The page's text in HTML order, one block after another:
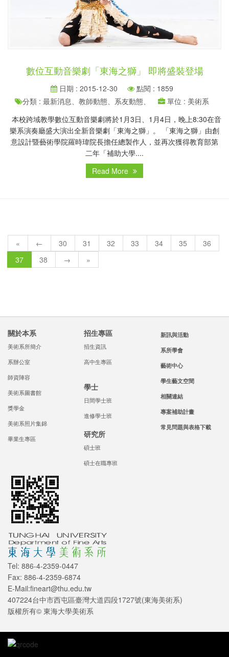
數位互動音樂劇「東海之獅」 即將盛裝登場
日期 : 2015-12-30
點閱 : 1859
分類 : 最新消息、教師動態、系友動態、
單位 : 美術系
本校跨域教學數位互動音樂劇將於1月3日、1月4日，晚上8:30在音
樂系演奏廳盛大演出全新音樂劇「東海之獅」。 「東海之獅」由創
意設計暨藝術學院羅時瑋院長擔任總製作人，並再次獲得教育部第
二年「補助大學....
Read More
« ← 30 31 32 33 34 35
36
37
38 → »
關於本系
美術系所簡介
系辦公室
師資陣容
美術系圖書館
獎學金
美術系照片集錦
畢業生專區
招生專區
招生資訊
高中生專區
學士
日間學士班
進修學士班
研究所
碩士班
碩士在職專班
新訊與活動
系所學會
藝術中心
學生藝文空間
相關連結
專案補助計畫
常見問題與表格下載
Tel: 886-4-2359-0447
Fax: 886-4-2359-6874
E-Mail:fineart@thu.edu.tw
407224台中市西屯區臺灣大道四段1727號(東海美術系)
版權所有© 東海大學美術系